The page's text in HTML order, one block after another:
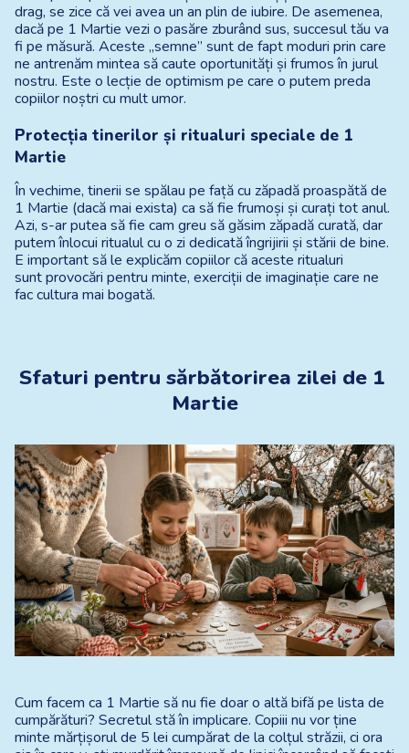
drag, se zice că vei avea un an plin de iubire. De asemenea,
dacă pe 1 Martie vezi o pasăre zburând sus, succesul tău va
fi pe măsură. Aceste „semne” sunt de fapt moduri prin care
ne antrenăm mintea să caute oportunități și frumos în jurul
nostru. Este o lecție de optimism pe care o putem preda
copiilor noștri cu mult umor.
Protecția tinerilor și ritualuri speciale de 1
Martie
În vechime, tinerii se spălau pe față cu zăpadă proaspătă de
1 Martie (dacă mai exista) ca să fie frumoși și curați tot anul.
Azi, s-ar putea să fie cam greu să găsim zăpadă curată, dar
putem înlocui ritualul cu o zi dedicată îngrijirii și stării de bine.
E important să le explicăm copiilor că aceste ritualuri
suntprovocări pentru minte, exerciții de imaginație care ne
fac cultura mai bogată.
Sfaturi pentru sărbătorirea zilei de 1
Martie
Cum facem ca 1 Martie să nu fie doar o altă bifă pe lista de
cumpărături? Secretul stă în implicare. Copiii nu vor ține
minte mărțișorul de 5 lei cumpărat de la colțul străzii, ci ora